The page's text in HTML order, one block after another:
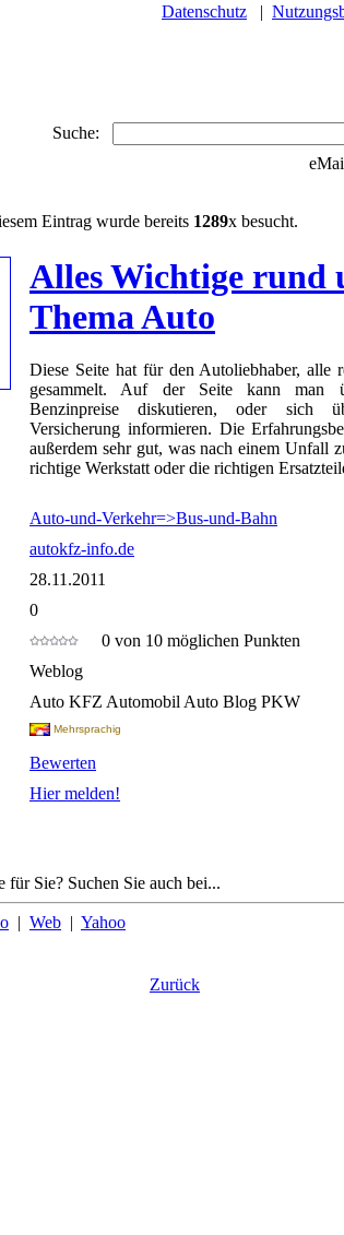
Datenschutz |
Suche:
Eintrag wurde bereits 1289x besucht.
Alles Wichtige rund
Thema Auto
Diese Seite hat für den Autoliebhaber, alle
gesammelt. Auf der Seite kann man
Benzinpreise diskutieren, oder sich
Versicherung informieren. Die
außerdem sehr gut, was nach einem Unfall
richtige Werkstatt oder die richtigen
Auto-und-Verkehr=>Bus-und-Bahn
autokfz-info.de
28.11.2011
0
0 von 10 möglichen Punkten
Weblog
Auto KFZ Automobil Auto Blog PKW
Mehrsprachig
Bewerten
Hier melden!
für Sie? Suchen Sie auch bei...
| Web | Yahoo
Zurück